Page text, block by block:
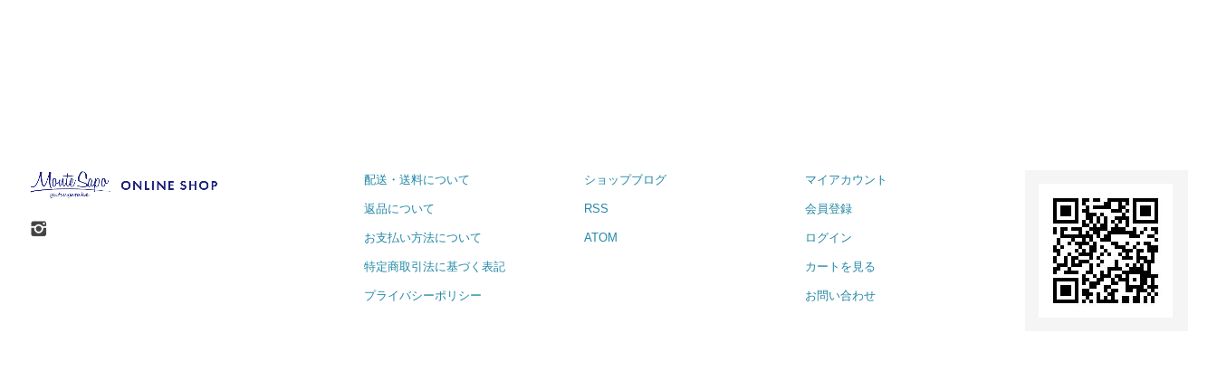
配送・送料について
返品について
お支払い方法について
特定商取引法に基づく表記
プライバシーポリシー
ショップブログ
RSS
ATOM
マイアカウント
会員登録
ログイン
カートを見る
お問い合わせ